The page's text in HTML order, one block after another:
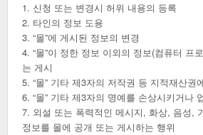
1. 신청 또는 변경시 허위 내용의 등록
2. 타인의 정보 도용
3. “몰”에 게시된 정보의 변경
4. “몰”이 정한 정보 이외의 정보(컴퓨터 프
는 게시
5. “몰” 기타 제3자의 저작권 등 지적재산권
6. “몰” 기타 제3자의 명예를 손상시키거나
7. 외설 또는 폭력적인 메시지, 화상, 음성,
정보를 몰에 공개 또는 게시하는 행위